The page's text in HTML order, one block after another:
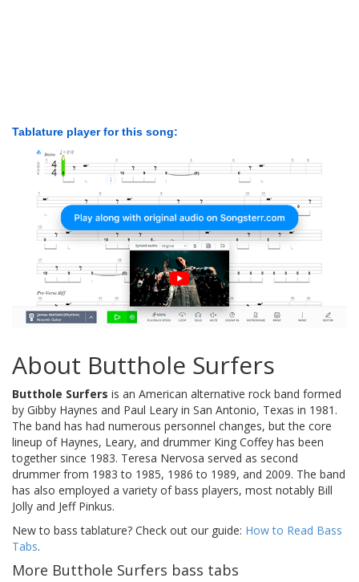
Tablature player for this song:
About Butthole Surfers
Butthole Surfers is an American alternative rock band formed
by Gibby Haynes and Paul Leary in San Antonio, Texas in 1981.
The band has had numerous personnel changes, but the core
lineup of Haynes, Leary, and drummer King Coffey has been
together since 1983. Teresa Nervosa served as second
drummer from 1983 to 1985, 1986 to 1989, and 2009. The band
has also employed a variety of bass players, most notably Bill
Jolly and Jeff Pinkus.
New to bass tablature? Check out our guide: How to Read Bass
Tabs.
More Butthole Surfers bass tabs